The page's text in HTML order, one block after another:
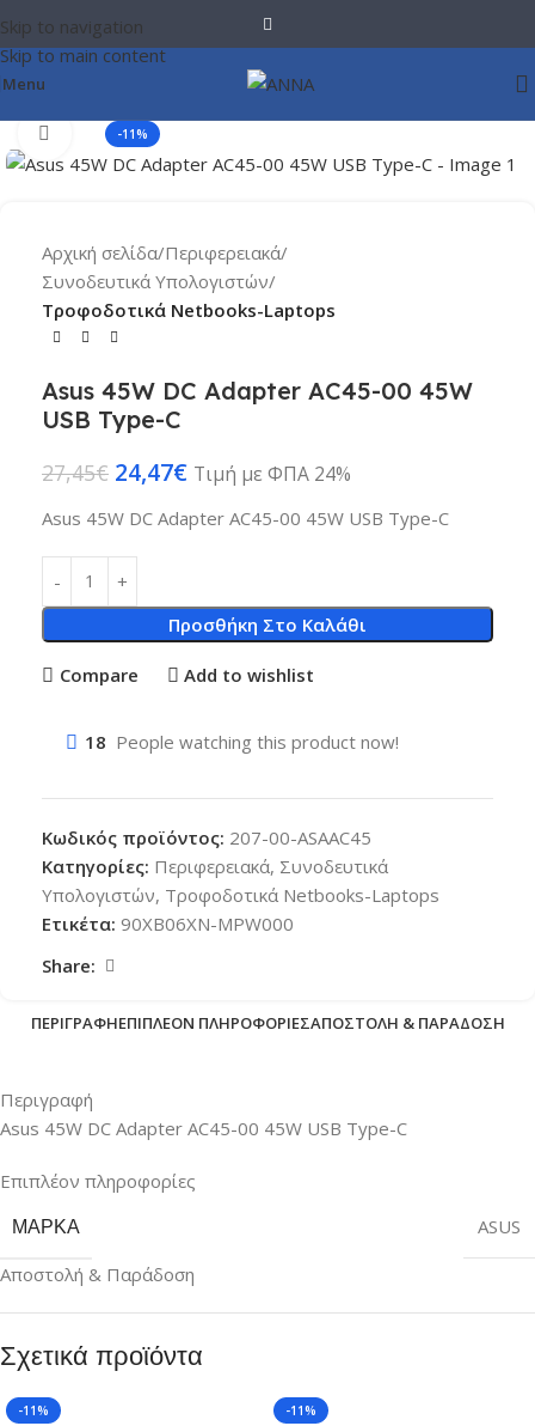
Skip to navigation
Skip to main content
Menu
-11%
Click to enlarge
Αρχική σελίδα Περιφερειακά
Συνοδευτικά Υπολογιστών
Τροφοδοτικά Netbooks-Laptops
Asus 45W DC Adapter AC45-00 45W
USB Type-C
27,45€ 24,47€ Τιμή με ΦΠΑ 24%
Asus 45W DC Adapter AC45-00 45W USB Type-C
Προσθήκη Στο Καλάθι
Compare Add to wishlist
18 People watching this product now!
Κωδικός προϊόντος: 207-00-ASAAC45
Κατηγορίες: Περιφερειακά, Συνοδευτικά
Υπολογιστών, Τροφοδοτικά Netbooks-Laptops
Ετικέτα: 90XB06XN-MPW000
Share:
ΠΕΡΙΓΡΑΦΉΕΠΙΠΛΈΟΝ ΠΛΗΡΟΦΟΡΊΕΣΑΠΟΣΤΟΛΉ & ΠΑΡΆΔΟΣΗ
Περιγραφή
Asus 45W DC Adapter AC45-00 45W USB Type-C
Επιπλέον πληροφορίες
ΜΆΡΚΑ
ASUS
Αποστολή & Παράδοση
Σχετικά προϊόντα
-11% -11%